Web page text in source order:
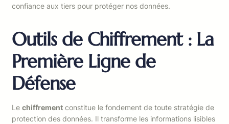
confiance aux tiers pour protéger nos données.
Outils de Chiffrement : La
Première Ligne de
Défense
Le chiffrement constitue le fondement de toute stratégie de
protection des données. Il transforme les informations lisibles